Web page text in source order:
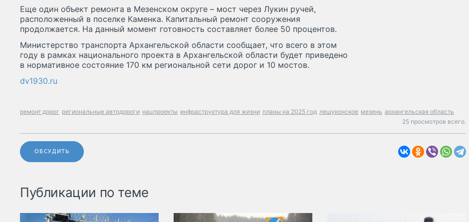
Еще один объект ремонта в Мезенском округе – мост через Лукин ручей,
расположенный в поселке Каменка. Капитальный ремонт сооружения
продолжается. На данный момент готовность составляет более 50 процентов.
Министерство транспорта Архангельской области сообщает, что всего в этом
году в рамках национального проекта в Архангельской области будет приведено
в нормативное состояние 170 км региональной сети дорог и 10 мостов.
dv1930.ru
ремонт дорог региональные автодороги нацпроекты инфраструктура для жизни планы на 2025 год лешуконское мезень архангельская область
25 просмотров всего.
ОБСУДИТЬ
Публикации по теме